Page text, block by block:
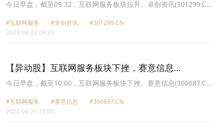
今日早盘，截至09:32，互联网服务板块拉升。卓创资讯(301299.CN)
康股份(301085.CN)涨12.48%报81.12元，汇纳科技(300609.CN)涨
10.12%报26.56元，中远海科(002401.CN)涨10.00%报23.43元，新
#互联网服务 #卓创资讯
#301299.CN
2023-08-22 09:33
【异动股】互联网服务板块下挫，赛意信息
(300687.CN)跌12.09%
今日早盘，截至10:00，互联网服务板块下挫。赛意信息(300687.CN)
科技(688004.CN)跌6.99%报44.43元，罗普特(688619.CN)跌6.88%
报21.79元，浩瀚深度(688292.CN)跌5.91%报44.4元，卓创资讯
#互联网服务 #赛意信息
#300687.CN
2023-04-21 10:00